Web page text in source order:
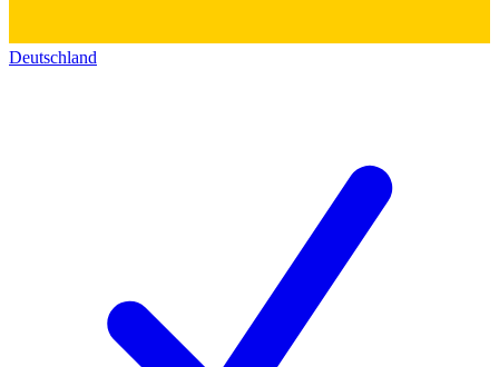
Deutschland